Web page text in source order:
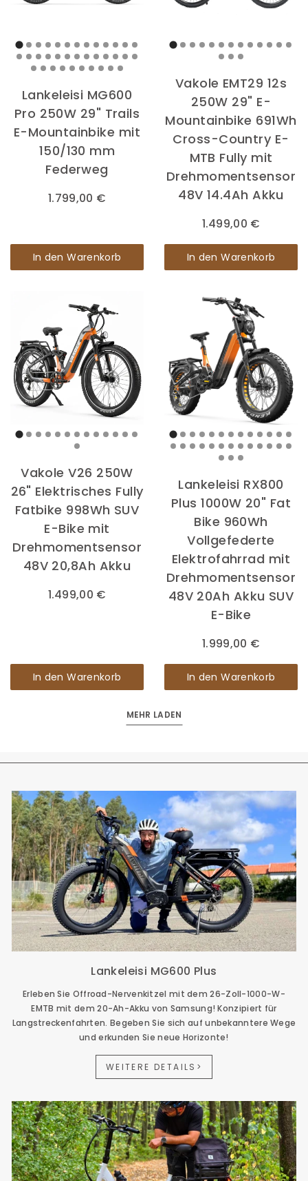
Lankeleisi MG600
Pro 250W 29" Trails
E-Mountainbike mit
150/130 mm
Federweg
1.799,00 €
In den Warenkorb
Vakole EMT29 12s
250W 29" E-
Mountainbike 691Wh
Cross-Country E-
MTB Fully mit
Drehmomentsensor
48V 14.4Ah Akku
1.499,00 €
In den Warenkorb
Vakole V26 250W
26" Elektrisches Fully
Fatbike 998Wh SUV
E-Bike mit
Drehmomentsensor
48V 20,8Ah Akku
1.499,00 €
In den Warenkorb
Lankeleisi RX800
Plus 1000W 20" Fat
Bike 960Wh
Vollgefederte
Elektrofahrrad mit
Drehmomentsensor
48V 20Ah Akku SUV
E-Bike
1.999,00 €
In den Warenkorb
MEHR LADEN
Lankeleisi MG600 Plus
Erleben Sie Offroad-Nervenkitzel mit dem 26-Zoll-1000-W-
EMTB mit dem 20-Ah-Akku von Samsung! Konzipiert für
Langstreckenfahrten. Begeben Sie sich auf unbekanntere Wege
und erkunden Sie neue Horizonte!
WEITERE DETAILS>